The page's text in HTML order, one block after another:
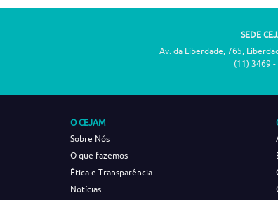
SEDE
Av. da Liberdade, 765,
(11) 3469
O CEJAM
Sobre Nós
O que fazemos
Ética e Transparência
Notícias